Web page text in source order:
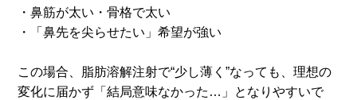
・鼻筋が太い・骨格で太い
・「鼻先を尖らせたい」希望が強い
この場合、脂肪溶解注射で“少し薄く”なっても、理想の
変化に届かず「結局意味なかった…」となりやすいで